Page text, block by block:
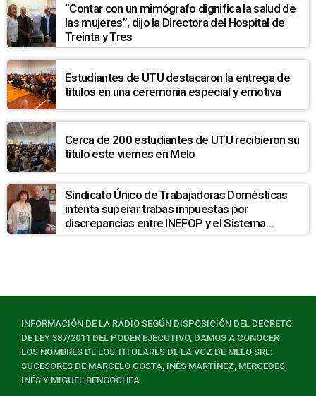
“Contar con un mimógrafo dignifica la salud de
las mujeres”, dijo la Directora del Hospital de
Treinta y Tres
Estudiantes de UTU destacaron la entrega de
títulos en una ceremonia especial y emotiva
Cerca de 200 estudiantes de UTU recibieron su
título este viernes en Melo
Sindicato Único de Trabajadoras Domésticas
intenta superar trabas impuestas por
discrepancias entre INEFOP y el Sistema
Nacional de Cuidados
INFORMACIÓN DE LA RADIO SEGÚN DISPOSICIÓN DEL DECRETO
DE LEY 387/2011 DEL PODER EJECUTIVO, DAMOS A CONOCER
LOS NOMBRES DE LOS TITULARES DE LA VOZ DE MELO SRL:
SUCESORES DE MARCELO COSTA, INÉS MARTÍNEZ, MERCEDES,
INÉS Y MIGUEL BENGOCHEA.